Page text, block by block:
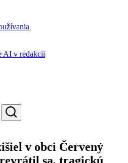
AI v redakcii
Search
v obci Červený